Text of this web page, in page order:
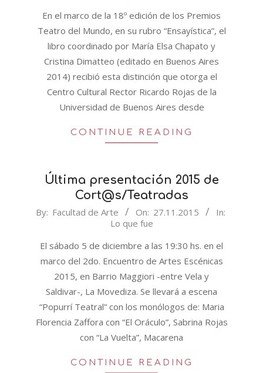
27En el marco de la 18º edición de los Premios
Teatro del Mundo, en su rubro “Ensayística”, el
libro coordinado por María Elsa Chapato y
Cristina Dimatteo (editado en Buenos Aires
2014) recibió esta distinción que otorga el
Centro Cultural Rector Ricardo Rojas de la
Universidad de Buenos Aires desde
CONTINUE READING
Última presentación 2015 de
Cort@s/Teatradas
2015-
27
By: Facultad de Arte On: 27.11.2015
In:
Lo que fue
El sábado 5 de diciembre a las 19:30 hs. en el
marco del 2do. Encuentro de Artes Escénicas
2015, en Barrio Maggiori -entre Vela y
Saldivar-, La Movediza. Se llevará a escena
“Popurrí Teatral” con los monólogos de: Maria
Florencia Zaffora con “El Oráculo”, Sabrina Rojas
con “La Vuelta”, Macarena
CONTINUE READING